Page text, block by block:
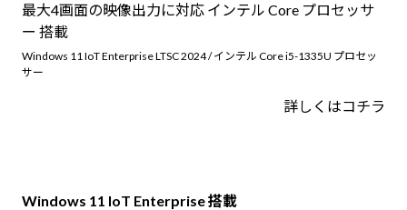
最大4画面の映像出力に対応 インテル Core プロセッサ
ー 搭載
Windows 11 IoT Enterprise LTSC 2024 / インテル Core i5-1335U プロセッ
サー
詳しくはコチラ
Windows 11 IoT Enterprise 搭載